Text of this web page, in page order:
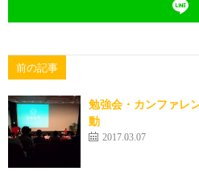
前の記事
勉強会・カンファレ
動
2017.03.07